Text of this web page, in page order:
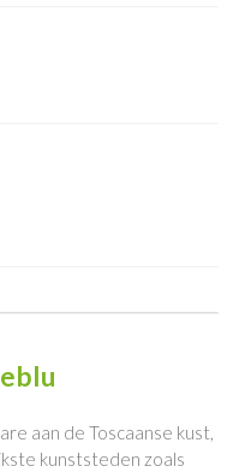
aan de Toscaanse kust,
kunststeden zoals